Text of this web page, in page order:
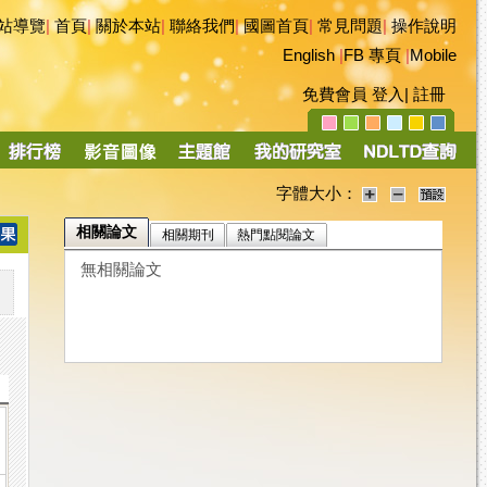
導覽|首頁|關於本站 聯絡我們|國圖首頁 常見問題|操作說明
English|FB 專頁|Mobile
免費會員 登入 註冊
字體大小：
相關論文 相關期刊 熱門點閱論文
無相關論文